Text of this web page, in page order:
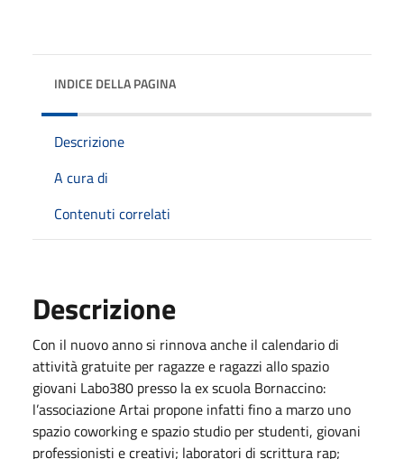
INDICE DELLA PAGINA
Descrizione
A cura di
Contenuti correlati
Descrizione
Con il nuovo anno si rinnova anche il calendario di
attività gratuite per ragazze e ragazzi allo spazio
giovani Labo380 presso la ex scuola Bornaccino:
l’associazione Artai propone infatti fino a marzo uno
spazio coworking e spazio studio per studenti, giovani
professionisti e creativi; laboratori di scrittura rap;